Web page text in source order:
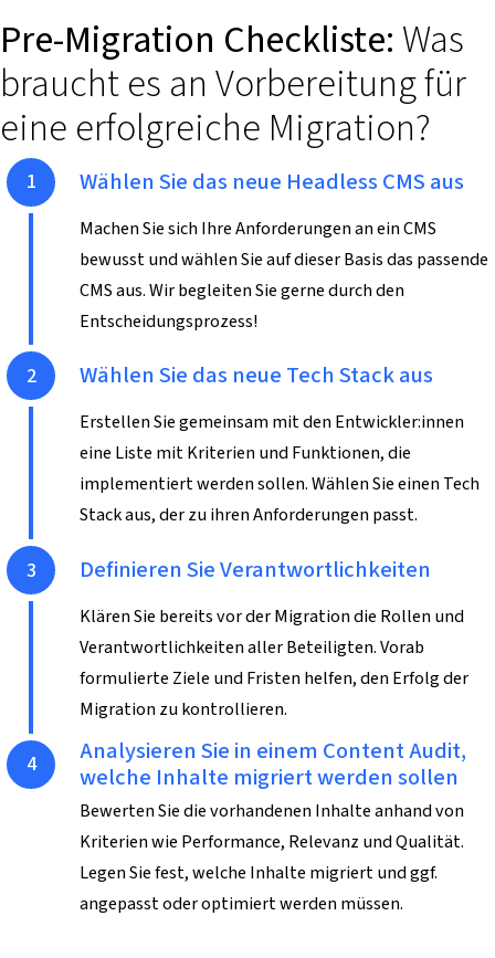
Pre-Migration Checkliste: Was
braucht es an Vorbereitung für
eine erfolgreiche Migration?
Schritt 1
Wählen Sie das neue Headless CMS aus
Machen Sie sich Ihre Anforderungen an ein CMS
bewusst und wählen Sie auf dieser Basis das passende
CMS aus. Wir begleiten Sie gerne durch den
Entscheidungsprozess!
Schritt 2
Wählen Sie das neue Tech Stack aus
Erstellen Sie gemeinsam mit den Entwickler:innen
eine Liste mit Kriterien und Funktionen, die
implementiert werden sollen. Wählen Sie einen Tech
Stack aus, der zu ihren Anforderungen passt.
Schritt 3
Definieren Sie Verantwortlichkeiten
Klären Sie bereits vor der Migration die Rollen und
Verantwortlichkeiten aller Beteiligten. Vorab
formulierte Ziele und Fristen helfen, den Erfolg der
Migration zu kontrollieren.
Schritt 4Analysieren Sie in einem Content Audit,
welche Inhalte migriert werden sollen
Bewerten Sie die vorhandenen Inhalte anhand von
Kriterien wie Performance, Relevanz und Qualität.
Legen Sie fest, welche Inhalte migriert und ggf.
angepasst oder optimiert werden müssen.